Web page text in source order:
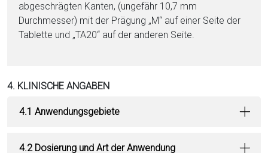
abgeschrägten Kanten, (ungefähr 10,7 mm
Durchmesser) mit der Prägung „M“ auf ei­ner Seite der
Ta­blet­te und „TA20“ auf der anderen Seite.
4. KLINISCHE ANGABEN
4.1 Anwendungsgebiete
4.2 Dosierung und Art der Anwendung